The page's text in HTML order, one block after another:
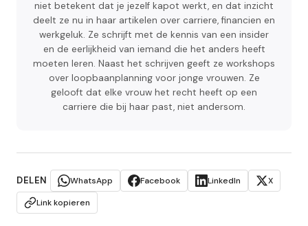
niet betekent dat je jezelf kapot werkt, en dat inzicht
deelt ze nu in haar artikelen over carriere, financien en
werkgeluk. Ze schrijft met de kennis van een insider
en de eerlijkheid van iemand die het anders heeft
moeten leren. Naast het schrijven geeft ze workshops
over loopbaanplanning voor jonge vrouwen. Ze
gelooft dat elke vrouw het recht heeft op een
carriere die bij haar past, niet andersom.
DELEN WhatsApp Facebook LinkedIn
X
Link kopieren